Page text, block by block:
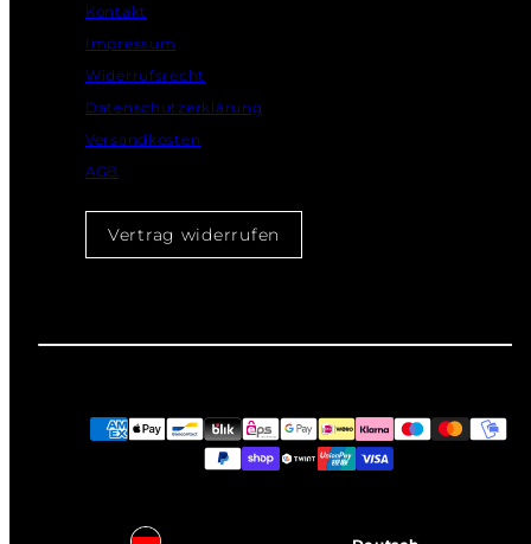
Kontakt
Impressum
Widerrufsrecht
Datenschutzerklärung
Versandkosten
AGB
Vertrag widerrufen
Zahlungsarten